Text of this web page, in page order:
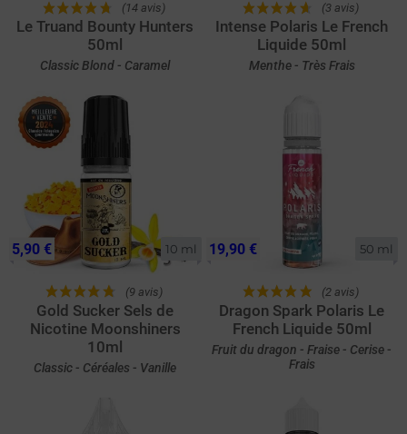
(14 avis)
Le Truand Bounty Hunters
50ml
Classic Blond - Caramel
(3 avis)
Intense Polaris Le French
Liquide 50ml
Menthe - Très Frais
10 ml
(9 avis)
Gold Sucker Sels de
Nicotine Moonshiners
10ml
Classic - Céréales - Vanille
5,90 € 50 ml
(2 avis)
Dragon Spark Polaris Le
French Liquide 50ml
Fruit du dragon - Fraise - Cerise -
Frais
19,90 €